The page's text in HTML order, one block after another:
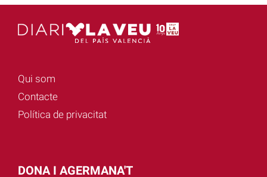
Qui som
Contacte
Política de privacitat
DONA I AGERMANA'T